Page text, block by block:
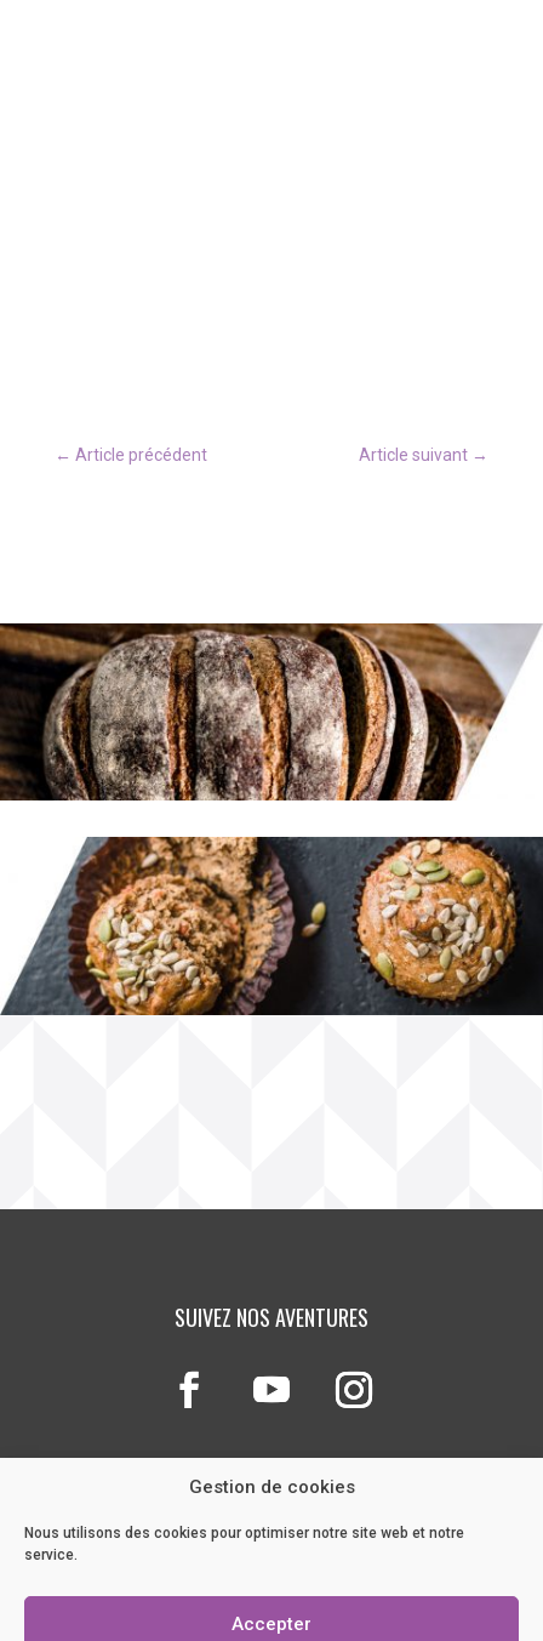
Gestion de cookies
Nous utilisons des cookies pour optimiser notre site web et notre
service.
Accepter
← Article précédent Article suivant →
SUIVEZ NOS AVENTURES
NOTRE BLOG